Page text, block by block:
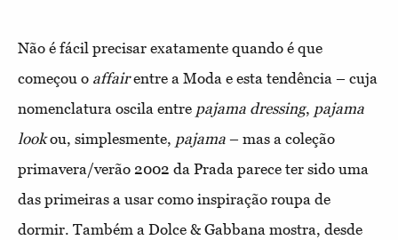
Não é fácil precisar exatamente quando é que
começou o affairentre a Moda e esta tendência – cuja
nomenclatura oscila entre pajama dressing, pajama
lookou, simplesmente, pajama – mas a coleção
primavera/verão 2002 da Prada parece ter sido uma
das primeiras a usar como inspiração roupa de
dormir. Também a Dolce & Gabbana mostra, desde